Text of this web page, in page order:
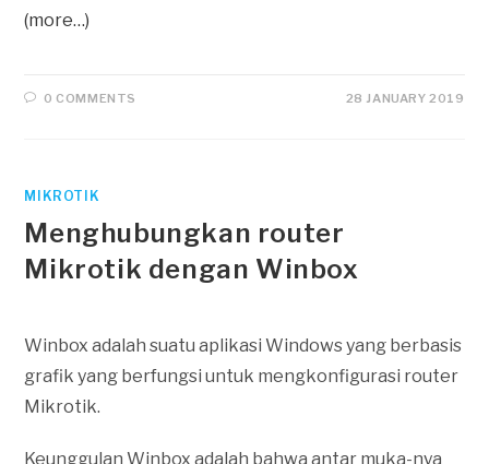
(more…)
0 COMMENTS 28 JANUARY 2019
MIKROTIK
Menghubungkan router
Mikrotik dengan Winbox
Winbox adalah suatu aplikasi Windows yang berbasis
grafik yang berfungsi untuk mengkonfigurasi router
Mikrotik.
Keunggulan Winbox adalah bahwa antar muka-nya